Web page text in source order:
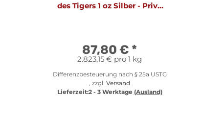
des Tigers 1 oz Silber - Privy
87,80 € *
2.823,15 € pro 1 kg
Differenzbesteuerung nach § 25a USTG
, zzgl. Versand
Lieferzeit:2 - 3 Werktage (Ausland)